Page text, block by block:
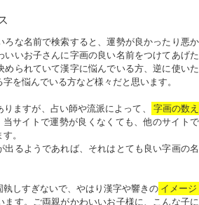
ろな名前で検索すると、運勢が良かったり悪か
いいお子さんに字画の良い名前をつけてあげた
められていて漢字に悩んでいる方、逆に使いた
を悩んでいる方など様々だと思います。
ますが、占い師や流派によって、
字画の数え
当サイトで運勢が良くなくても、他のサイトで
。
出るようであれば、それはとても良い字画の名
しすぎないで、やはり漢字や響きの イメージ
ます。ご両親がかわいいお子様に、こんな子に